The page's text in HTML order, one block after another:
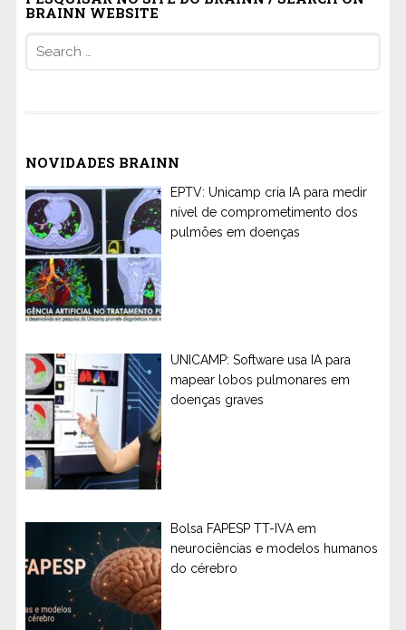
BRAINN WEBSITE
for:
NOVIDADES BRAINN
EPTV: Unicamp cria IA para medir
nível de comprometimento dos
pulmões em doenças
UNICAMP: Software usa IA para
mapear lobos pulmonares em
doenças graves
Bolsa FAPESP TT-IVA em
neurociências e modelos humanos
do cérebro